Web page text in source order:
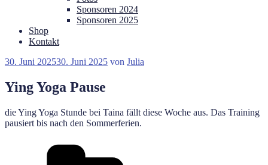
Sponsoren 2024
Sponsoren 2025
Shop
Kontakt
Veröffentlicht
30. Juni 202530. Juni 2025 von Julia
Ying Yoga Pause
die Ying Yoga Stunde bei Taina fällt diese Woche aus. Das Training
pausiert bis nach den Sommerferien.